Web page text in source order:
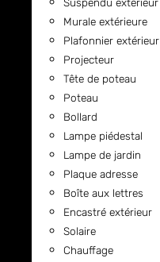
Murale extérieure
Plafonnier extérieur
Projecteur
Tête de poteau
Poteau
Bollard
Lampe piédestal
Lampe de jardin
Plaque adresse
Boîte aux lettres
Encastré extérieur
Solaire
Chauffage